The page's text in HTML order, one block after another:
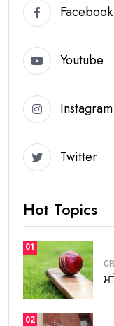
Facebook
Youtube
Instagram
Twitter
Hot Topics
01
02